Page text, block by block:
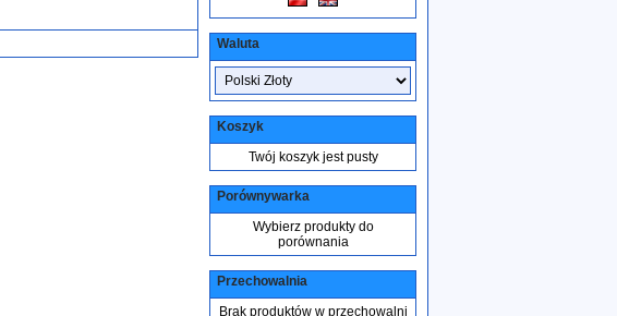
Waluta
Koszyk
Twój koszyk jest pusty
Porównywarka
Wybierz produkty do
porównania
Przechowalnia
Brak produktów w przechowalni